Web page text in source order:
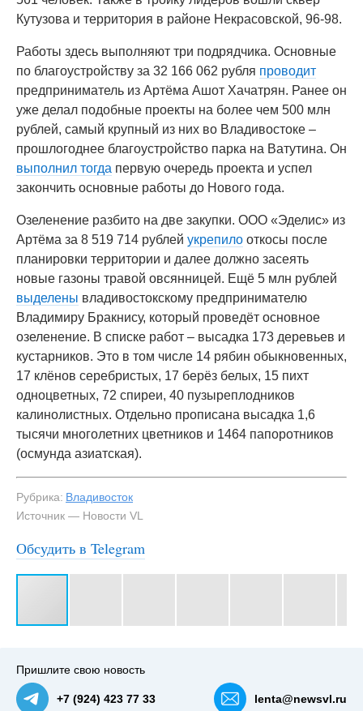
Кутузова и территория в районе Некрасовской, 96-98.
Работы здесь выполняют три подрядчика. Основные
по благоустройству за 32 166 062 рубля проводит
предприниматель из Артёма Ашот Хачатрян. Ранее он
уже делал подобные проекты на более чем 500 млн
рублей, самый крупный из них во Владивостоке –
прошлогоднее благоустройство парка на Ватутина. Он
выполнил тогда первую очередь проекта и успел
закончить основные работы до Нового года.
Озеленение разбито на две закупки. ООО «Эделис» из
Артёма за 8 519 714 рублей укрепило откосы после
планировки территории и далее должно засеять
новые газоны травой овсянницей. Ещё 5 млн рублей
выделены владивостокскому предпринимателю
Владимиру Бракнису, который проведёт основное
озеленение. В списке работ – высадка 173 деревьев и
кустарников. Это в том числе 14 рябин обыкновенных,
17 клёнов серебристых, 17 берёз белых, 15 пихт
одноцветных, 72 спиреи, 40 пузыреплодников
калинолистных. Отдельно прописана высадка 1,6
тысячи многолетних цветников и 1464 папоротников
(осмунда азиатская).
Рубрика: Владивосток
Источник — Новости VL
Обсудить в Telegram
Пришлите свою новость
+7 (924) 423 77 33 lenta@newsvl.ru